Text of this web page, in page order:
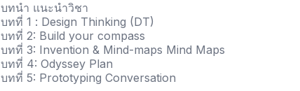
บทนำ แนะนำวิชา
บทที่ 1 : Design Thinking (DT)
บทที่ 2: Build your compass
บทที่ 3: Invention & Mind-maps Mind Maps
บทที่ 4: Odyssey Plan
บทที่ 5: Prototyping Conversation